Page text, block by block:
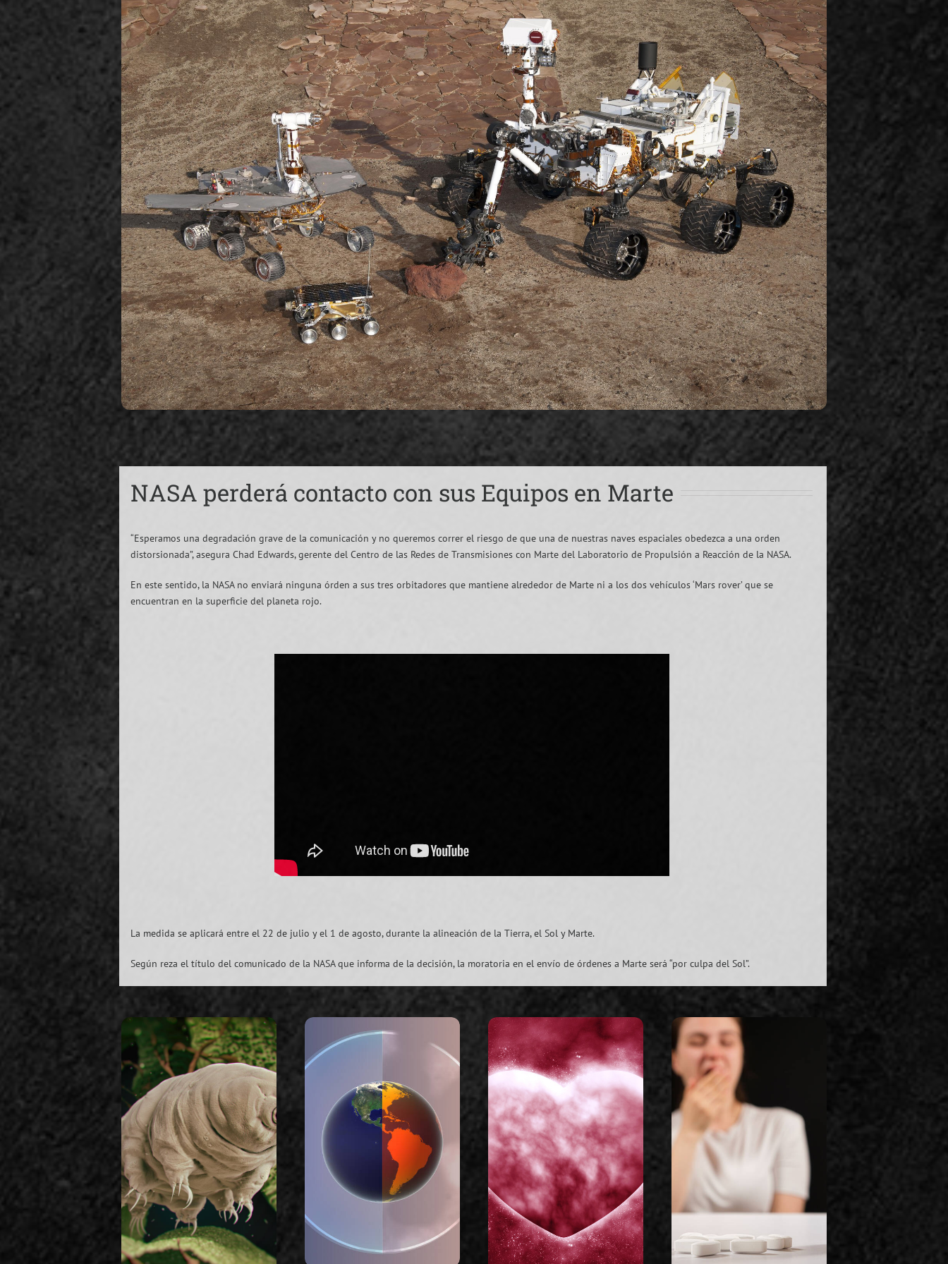
NASA perderá contacto con sus Equipos en Marte
“Esperamos una degradación grave de la comunicación y no queremos correr el riesgo de que una de nuestras naves espaciales obedezca a una orden
distorsionada”, asegura Chad Edwards, gerente del Centro de las Redes de Transmisiones con Marte del Laboratorio de Propulsión a Reacción de la NASA.
En este sentido, la NASA no enviará ninguna órden a sus tres orbitadores que mantiene alrededor de Marte ni a los dos vehículos ‘Mars rover’ que se
encuentran en la superficie del planeta rojo.
La medida se aplicará entre el 22 de julio y el 1 de agosto, durante la alineación de la Tierra, el Sol y Marte.
Según reza el título del comunicado de la NASA que informa de la decisión, la moratoria en el envío de órdenes a Marte será “por culpa del Sol”.